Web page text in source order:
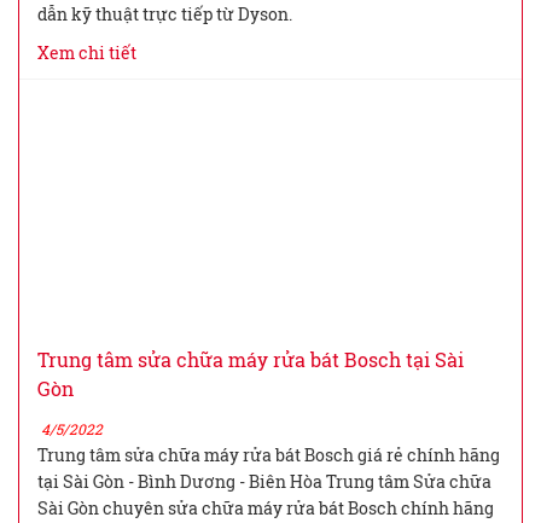
dẫn kỹ thuật trực tiếp từ Dyson.
Xem chi tiết
Trung tâm sửa chữa máy rửa bát Bosch tại Sài
Gòn
4/5/2022
Trung tâm sửa chữa máy rửa bát Bosch giá rẻ chính hãng
tại Sài Gòn - Bình Dương - Biên Hòa Trung tâm Sửa chữa
Sài Gòn chuyên sửa chữa máy rửa bát Bosch chính hãng